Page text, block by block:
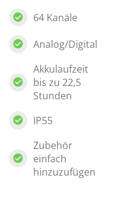
64 Kanäle
Analog/Digital
Akkulaufzeit
bis zu 22,5
Stunden
IP55
Zubehör
einfach
hinzuzufügen